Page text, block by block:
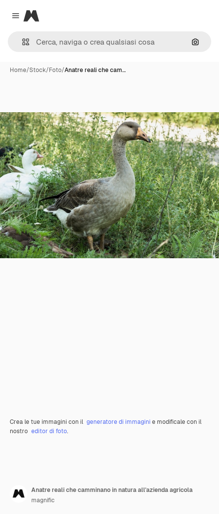
Close menu
Magnific
Cerca
Home/Stock/Foto/Anatre reali che cam…
Crea le tue immagini con il generatore di immagini e modificale con il
nostro editor di foto.
Anatre reali che camminano in natura all'azienda agricola
magnific